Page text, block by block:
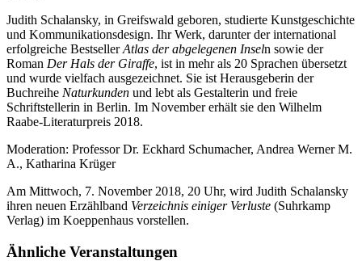
Judith Schalansky, in Greifswald geboren, studierte Kunstgeschichte
und Kommunikationsdesign. Ihr Werk, darunter der international
erfolgreiche BestsellerAtlas der abgelegenen Inseln sowie der
Roman Der Hals der Giraffe, ist in mehr als 20 Sprachen übersetzt
und wurde vielfach ausgezeichnet. Sie ist Herausgeberin der
Buchreihe Naturkunden und lebt als Gestalterin und freie
Schriftstellerin in Berlin. Im November erhält sie den Wilhelm
Raabe-Literaturpreis 2018.
Moderation: Professor Dr. Eckhard Schumacher, Andrea Werner M.
A., Katharina Krüger
Am Mittwoch, 7. November 2018, 20 Uhr, wird Judith Schalansky
ihren neuen Erzählband Verzeichnis einiger Verluste (Suhrkamp
Verlag) im Koeppenhaus vorstellen.
Ähnliche Veranstaltungen